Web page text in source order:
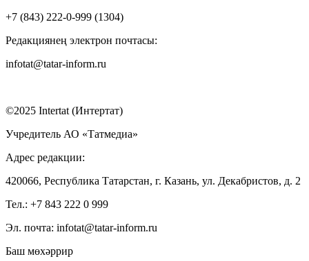
+7 (843) 222-0-999 (1304)
Редакциянең электрон почтасы:
infotat@tatar-inform.ru
©2025 Intertat (Интертат)
Учредитель АО «Татмедиа»
Адрес редакции:
420066, Республика Татарстан, г. Казань, ул. Декабристов, д. 2
Тел.: +7 843 222 0 999
Эл. почта: infotat@tatar-inform.ru
Баш мөхәррир